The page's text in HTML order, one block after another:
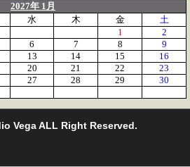
2027年 1月
水 木 金
土
1
2
6 7 8
9
13 14 15
16
20 21 22
23
27 28 29
30
Vega ALL Right Reserved.